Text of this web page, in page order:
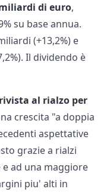
di euro,
su base annua.
(+13,2%) e
Il dividendo è
al rialzo per
crescita "a doppia
aspettative
grazie a rialzi
ad una maggiore
piu' alti in